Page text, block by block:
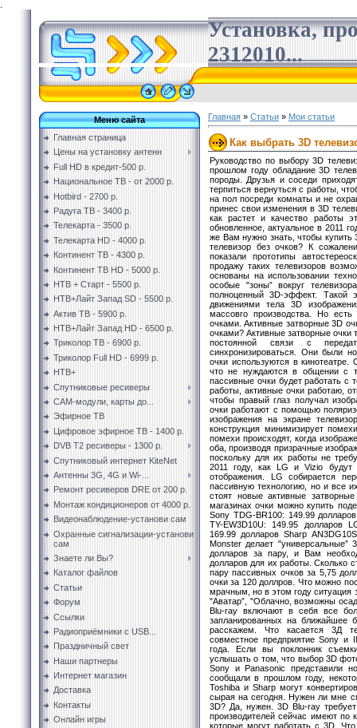
Установка,
2312010...
Меню сайта
Главная страница
Цены на установку антенн
Full HD в кредит-500 р.
Национальное ТВ - от 2000 р.
Hotbird - 2700 р.
Радуга ТВ - 3400 р.
Телекарта - 3500 р.
Телекарта HD - 4000 р.
Континент ТВ - 4300 р.
Континент ТВ HD - 5000 р.
НТВ + Старт - 5500 р.
НТВ+Лайт Запад SD - 5500 р.
Актив ТВ - 5900 р.
НТВ+Лайт Запад HD - 6500 р.
Триколор ТВ - 6900 р.
Триколор Full HD - 6999 р.
НТВ+
Спутниковые ресиверы
CAM-модули, карты до...
Эфирное ТВ
Цифровое эфирное ТВ - 1400 р.
DVB T2 ресиверы - 1300 р.
Спутниковый интернет KiteNet
Антенны 3G, 4G и Wi-...
Ремонт ресиверов DRE от 200 р.
Монтаж кондиционеров от 4000 р.
Видеонаблюдение-установи сам
Охранные сигнализации-установи
сам
Знаете ли Вы?
Каталог файлов
Статьи
Форум
Ссылки
Радиоприёмники с USB...
Праздничный свет
Наши партнеры
Интернет магазин
Доставка
Контакты
Онлайн игры
Главная » Статьи » Мои статьи
Как выбрать 3D
Руководство по выбору 3D
прошлом году обладание 3D
породы. Друзья и соседи
терпиться вернуться с работы,
на пол посреди комнаты и не
принес свои изменения в 3D
как растет и качество работы
обновленное, актуальное в 2011
же Вам нужно знать, чтобы купить
телевизор без очков? К
показали прототипы
продажу таких телевизоров
основаны на использовании
особые "зоны” вокруг
полноценный 3D-эффект. Такой
движениями тела 3D
массовго производства. Но
очками. Активные затворные 3D
очками? Активные затворные очки
постоянной связи с
синхронизироваться. Они были
очки используются в кинотеатре.
что не нуждаются в общении с
пассивные очки будет работать с
работы, активные очки работаю,
чтобы правый глаз получал
очки работают с помощью
изображения на экране
конструкция минимизирует
помехи происходят, когда
оба, производя призрачные
поскольку для их работы не
2011 году, как LG и Vizio будут
отображения. LG собирается
пассивную технологию, но и все
стоят новые активные
магазинах очки можно купить
Sony TDG-BR100: 149.99
TY-EW3D10U: 149.95 долларов
169.99 долларов Sharp
Monster делает
долларов за пару, и Вам
долларов для их работы. Сколько
пару пассивных очков за 5,75
очки за 120 доллров. Что можно
мрачным, но в этом году ситуация
"Аватар”, "Облачно, возможны
Blu-ray включают в себя все
запланированных на ближайшее
расскажем. Что касается 3Д
совместное предприятие Sony и
года. Если вы поклонник
услышать о том, что выбор 3D
Sony и Panasonic представили
сообщали в прошлом году,
Toshiba и Sharp могут
сырая на сегодня. Нужен ли мне
3D? Да, нужен. 3D Blu-ray
производителей сейчас имеют по
которые могут работать с 3D.